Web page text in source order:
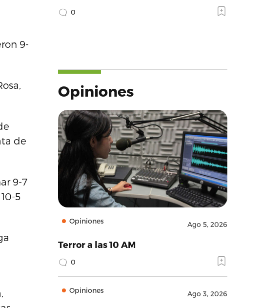
9-
de
9-7
5
0
Opiniones
Opiniones Ago 5, 2026
Terror a las 10 AM
0
Opiniones Ago 3, 2026